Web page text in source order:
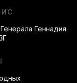
Геннадия